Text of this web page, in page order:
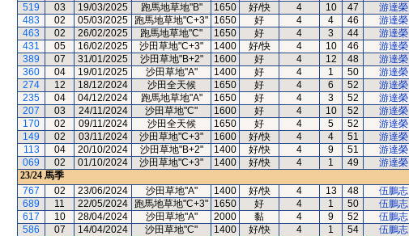
519
03 19/03/2025 跑馬地草地"B" 1650 好/快 4 10 47 游達榮
483
02 05/03/2025 跑馬地草地"C+3" 1650 好 4 4 46 游達榮
463
02 26/02/2025 跑馬地草地"C" 1650 好 4 3 44 游達榮
431
05 16/02/2025 沙田草地"C+3" 1400 好/快 4 10 46 游達榮
389
07 31/01/2025 沙田草地"B+2" 1600 好 4 12 48 游達榮
360
04 19/01/2025 沙田草地"A" 1400 好 4 1 50 游達榮
274
12 18/12/2024 沙田全天候 1650 好 4 6 52 游達榮
235
04 04/12/2024 跑馬地草地"A" 1650 好 4 3 52 游達榮
207
03 24/11/2024 沙田草地"C" 1600 好 4 10 52 游達榮
170
02 09/11/2024 沙田全天候 1650 好 4 5 52 游達榮
149
02 03/11/2024 沙田草地"C+3" 1600 好/快 4 4 51 游達榮
113
04 20/10/2024 沙田草地"B+2" 1400 好/快 4 9 51 游達榮
069
02 01/10/2024 沙田草地"C+3" 1400 好/快 4 1 49 游達榮
23/24 馬季
767
02 23/06/2024 沙田草地"A" 1400 好/快 4 13 48 伍鵬志
689
11 22/05/2024 跑馬地草地"C+3" 1650 好 4 1 50 伍鵬志
617
10 28/04/2024 沙田草地"A" 2000 黏 4 9 52 伍鵬志
586
07 14/04/2024 沙田草地"C" 1400 好/快 4 1 54 伍鵬志